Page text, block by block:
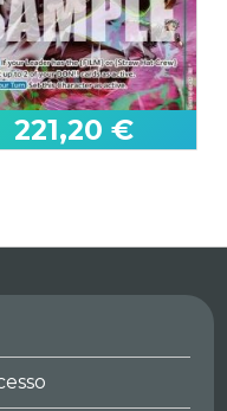
- Adventure on Kami’s
221,20 €